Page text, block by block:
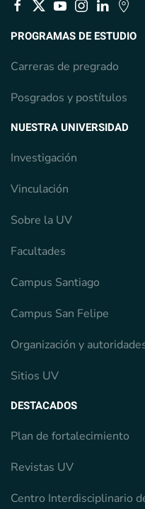
PROGRAMAS DE ESTUDIO
Carreras de pregrado
Posgrados y postítulos
NUESTRA UNIVERSIDAD
Investigación
Vinculación
Sobre la UV
Facultades
Campus Santiago
Campus San Felipe
Organización y
Sitios UV
DESTACADOS
Plan de fortalecimiento
Revistas UV
Centro Interdisciplinario